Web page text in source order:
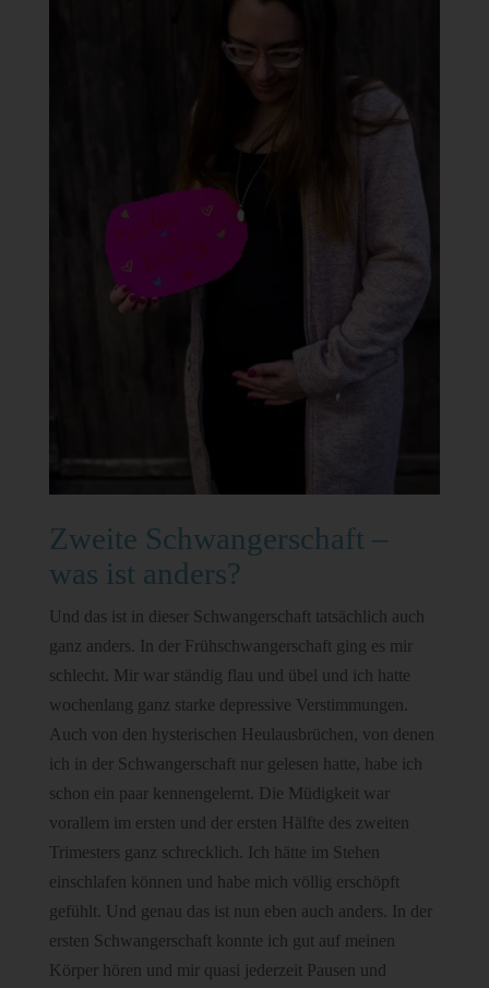
Zweite Schwangerschaft –
was ist anders?
Und das ist in dieser Schwangerschaft tatsächlich auch
ganz anders. In der Frühschwangerschaft ging es mir
schlecht. Mir war ständig flau und übel und ich hatte
wochenlang ganz starke depressive Verstimmungen.
Auch von den hysterischen Heulausbrüchen, von denen
ich in der Schwangerschaft nur gelesen hatte, habe ich
schon ein paar kennengelernt. Die Müdigkeit war
vorallem im ersten und der ersten Hälfte des zweiten
Trimesters ganz schrecklich. Ich hätte im Stehen
einschlafen können und habe mich völlig erschöpft
gefühlt. Und genau das ist nun eben auch anders. In der
ersten Schwangerschaft konnte ich gut auf meinen
Körper hören und mir quasi jederzeit Pausen und